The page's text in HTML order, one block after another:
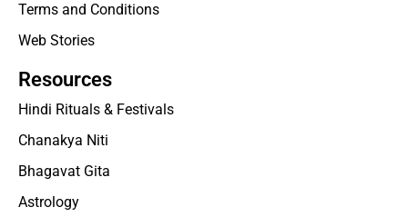
Terms and Conditions
Web Stories
Resources
Hindi Rituals & Festivals
Chanakya Niti
Bhagavat Gita
Astrology